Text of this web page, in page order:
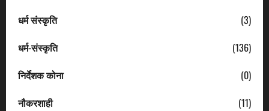
धर्म संस्कृति
(3)
धर्म-संस्कृति
(136)
निर्देशक कोना
(0)
नौकरशाही
(11)